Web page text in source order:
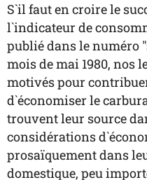
S`il faut en croire le
l`indicateur de
publié dans le numéro
mois de mai 1980, nos
motivés pour
d`économiser le
trouvent leur source
considérations
prosaïquement dans
domestique, peu